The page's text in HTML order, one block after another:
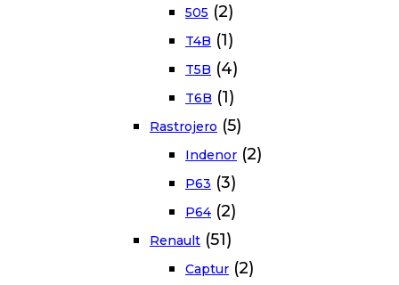
505 (2)
T4B (1)
T5B (4)
T6B (1)
Rastrojero (5)
Indenor (2)
P63 (3)
P64 (2)
Renault (51)
Captur (2)